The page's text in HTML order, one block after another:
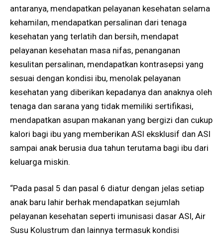
antaranya, mendapatkan pelayanan kesehatan selama
kehamilan, mendapatkan persalinan dari tenaga
kesehatan yang terlatih dan bersih, mendapat
pelayanan kesehatan masa nifas, penanganan
kesulitan persalinan, mendapatkan kontrasepsi yang
sesuai dengan kondisi ibu, menolak pelayanan
kesehatan yang diberikan kepadanya dan anaknya oleh
tenaga dan sarana yang tidak memiliki sertifikasi,
mendapatkan asupan makanan yang bergizi dan cukup
kalori bagi ibu yang memberikan ASI eksklusif dan ASI
sampai anak berusia dua tahun terutama bagi ibu dari
keluarga miskin.
“Pada pasal 5 dan pasal 6 diatur dengan jelas setiap
anak baru lahir berhak mendapatkan sejumlah
pelayanan kesehatan seperti imunisasi dasar ASI, Air
Susu Kolustrum dan lainnya termasuk kondisi